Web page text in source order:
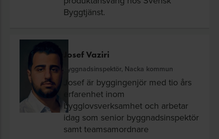
Byggtjänst.
Josef Vaziri
byggnadsinspektör, Nacka kommun
Josef är byggingenjör med tio års
erfarenhet inom
bygglovsverksamhet och arbetar
idag som senior byggnadsinspektör
samt teamsamordnare